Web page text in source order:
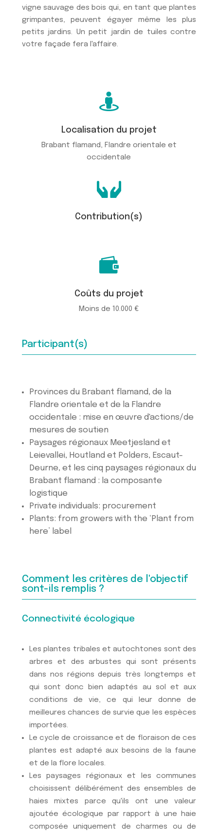
vigne sauvage des bois qui, en tant que plantes
grimpantes, peuvent égayer même les plus
petits jardins. Un petit jardin de tuiles contre
votre façade fera l'affaire.

Localisation du projet
Brabant flamand, Flandre orientale et
occidentale

Contribution(s)

Coûts du projet
Moins de 10.000 €
Participant(s)
Provinces du Brabant flamand, de la
Flandre orientale et de la Flandre
occidentale : mise en œuvre d'actions/de
mesures de soutien
Paysages régionaux Meetjesland et
Leievallei, Houtland et Polders, Escaut-
Deurne, et les cinq paysages régionaux du
Brabant flamand : la composante
logistique
Private individuals: procurement
Plants: from growers with the ‘Plant from
here’ label
Comment les critères de l'objectif
sont-ils remplis ?
Connectivité écologique
Les plantes tribales et autochtones sont des
arbres et des arbustes qui sont présents
dans nos régions depuis très longtemps et
qui sont donc bien adaptés au sol et aux
conditions de vie, ce qui leur donne de
meilleures chances de survie que les espèces
importées.
Le cycle de croissance et de floraison de ces
plantes est adapté aux besoins de la faune
et de la flore locales.
Les paysages régionaux et les communes
choisissent délibérément des ensembles de
haies mixtes parce qu'ils ont une valeur
ajoutée écologique par rapport à une haie
composée uniquement de charmes ou de